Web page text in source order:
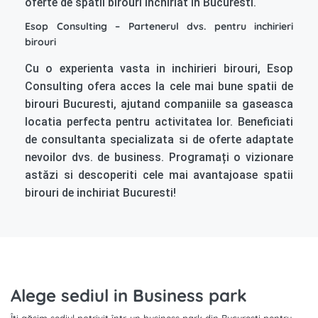
Esop Consulting – Partenerul dvs. pentru inchirieri
birouri
Cu o experienta vasta in inchirieri birouri, Esop
Consulting ofera acces la cele mai bune spatii de
birouri Bucuresti, ajutand companiile sa gaseasca
locatia perfecta pentru activitatea lor. Beneficiati
de consultanta specializata si de oferte adaptate
nevoilor dvs. de business. Programați o vizionare
astăzi si descoperiti cele mai avantajoase spatii
birouri de inchiriat Bucuresti!
Alege sediul in Business park